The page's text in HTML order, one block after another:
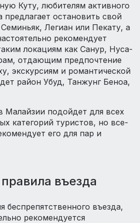
Куту, любителям активного
предлагает остановить свой
Легиан или Пекату, а
рекомендует
локациям как Санур, Нуса-
отдающим предпочтение
экскурсиям и романтической
район Убуд, Танжунг Беноа,
Малайзии подойдет для всех
категорий туристов, но все-
его для пар и
въезда
беспрепятственного въезда,
рекомендуется